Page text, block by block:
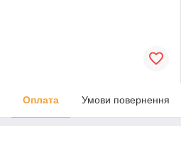
Оплата Умови повернення